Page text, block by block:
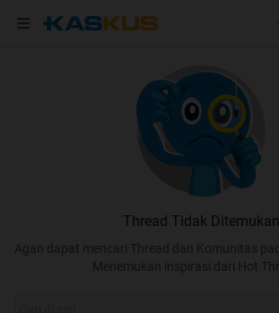
Thread Tidak Ditemukan
Agan dapat mencari Thread dan Komunitas
Menemukan inspirasi dari Hot